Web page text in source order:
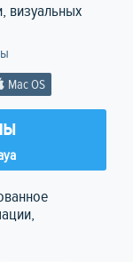
визуальных
Mac OS